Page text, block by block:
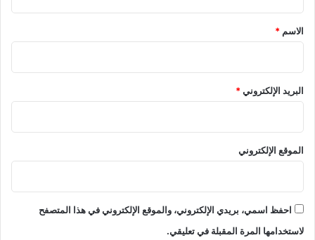
*
الاسم *
البريد الإلكتروني*
الموقع الإلكتروني
احفظ اسمي، بريدي الإلكتروني، والموقع الإلكتروني في هذا المتصفح
لاستخدامها المرة المقبلة في تعليقي.